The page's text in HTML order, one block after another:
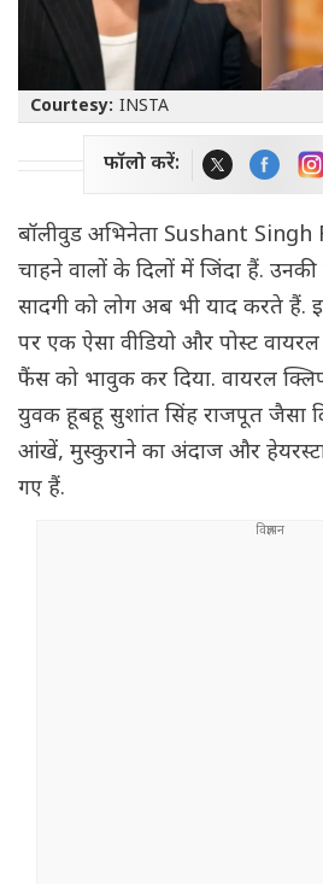
Courtesy: INSTA
फॉलो करें:
बॉलीवुड अभिनेता Sushant
चाहने वालों के दिलों में जिंदा हैं.
सादगी को लोग अब भी याद करते हैं.
पर एक ऐसा वीडियो और पोस्ट
फैंस को भावुक कर दिया. वायरल
युवक हूबहू सुशांत सिंह राजपूत जैसा
आंखें, मुस्कुराने का अंदाज और
गए हैं.